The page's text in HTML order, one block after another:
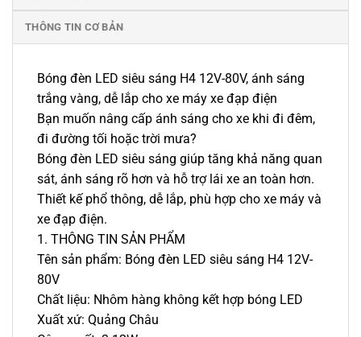
THÔNG TIN CƠ BẢN
Bóng đèn LED siêu sáng H4 12V-80V, ánh sáng
trắng vàng, dễ lắp cho xe máy xe đạp điện
Bạn muốn nâng cấp ánh sáng cho xe khi đi đêm,
đi đường tối hoặc trời mưa?
Bóng đèn LED siêu sáng giúp tăng khả năng quan
sát, ánh sáng rõ hơn và hỗ trợ lái xe an toàn hơn.
Thiết kế phổ thông, dễ lắp, phù hợp cho xe máy và
xe đạp điện.
1. THÔNG TIN SẢN PHẨM
Tên sản phẩm: Bóng đèn LED siêu sáng H4 12V-
80V
Chất liệu: Nhôm hàng không kết hợp bóng LED
Xuất xứ: Quảng Châu